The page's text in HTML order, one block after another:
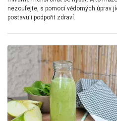
nezoufejte, s pomocí vědomých úprav
postavu i podpořit zdraví.